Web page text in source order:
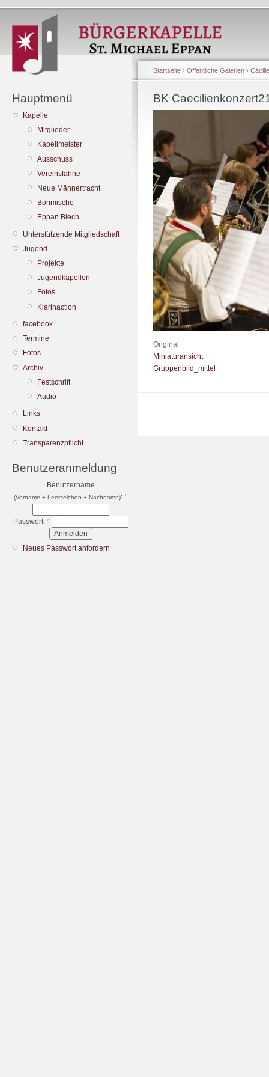
Hauptmenü
Kapelle
Mitglieder
Kapellmeister
Ausschuss
Vereinsfahne
Neue Männertracht
Böhmische
Eppan Blech
Unterstützende Mitgliedschaft
Jugend
Projekte
Jugendkapellen
Fotos
Klarinaction
facebook
Termine
Fotos
Archiv
Festschrift
Audio
Links
Kontakt
Transparenzpflicht
Benutzeranmeldung
Benutzername
(Vorname + Leerzeichen + Nachname): *
Passwort: *
Neues Passwort anfordern
Startseite › Öffentliche Galerien ›
BK
Original
Miniaturansicht
Gruppenbild_mittel